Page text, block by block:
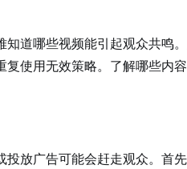
知道哪些视频能引起观众共鸣
复使用无效策略。了解哪些内
投放广告可能会赶走观众。首